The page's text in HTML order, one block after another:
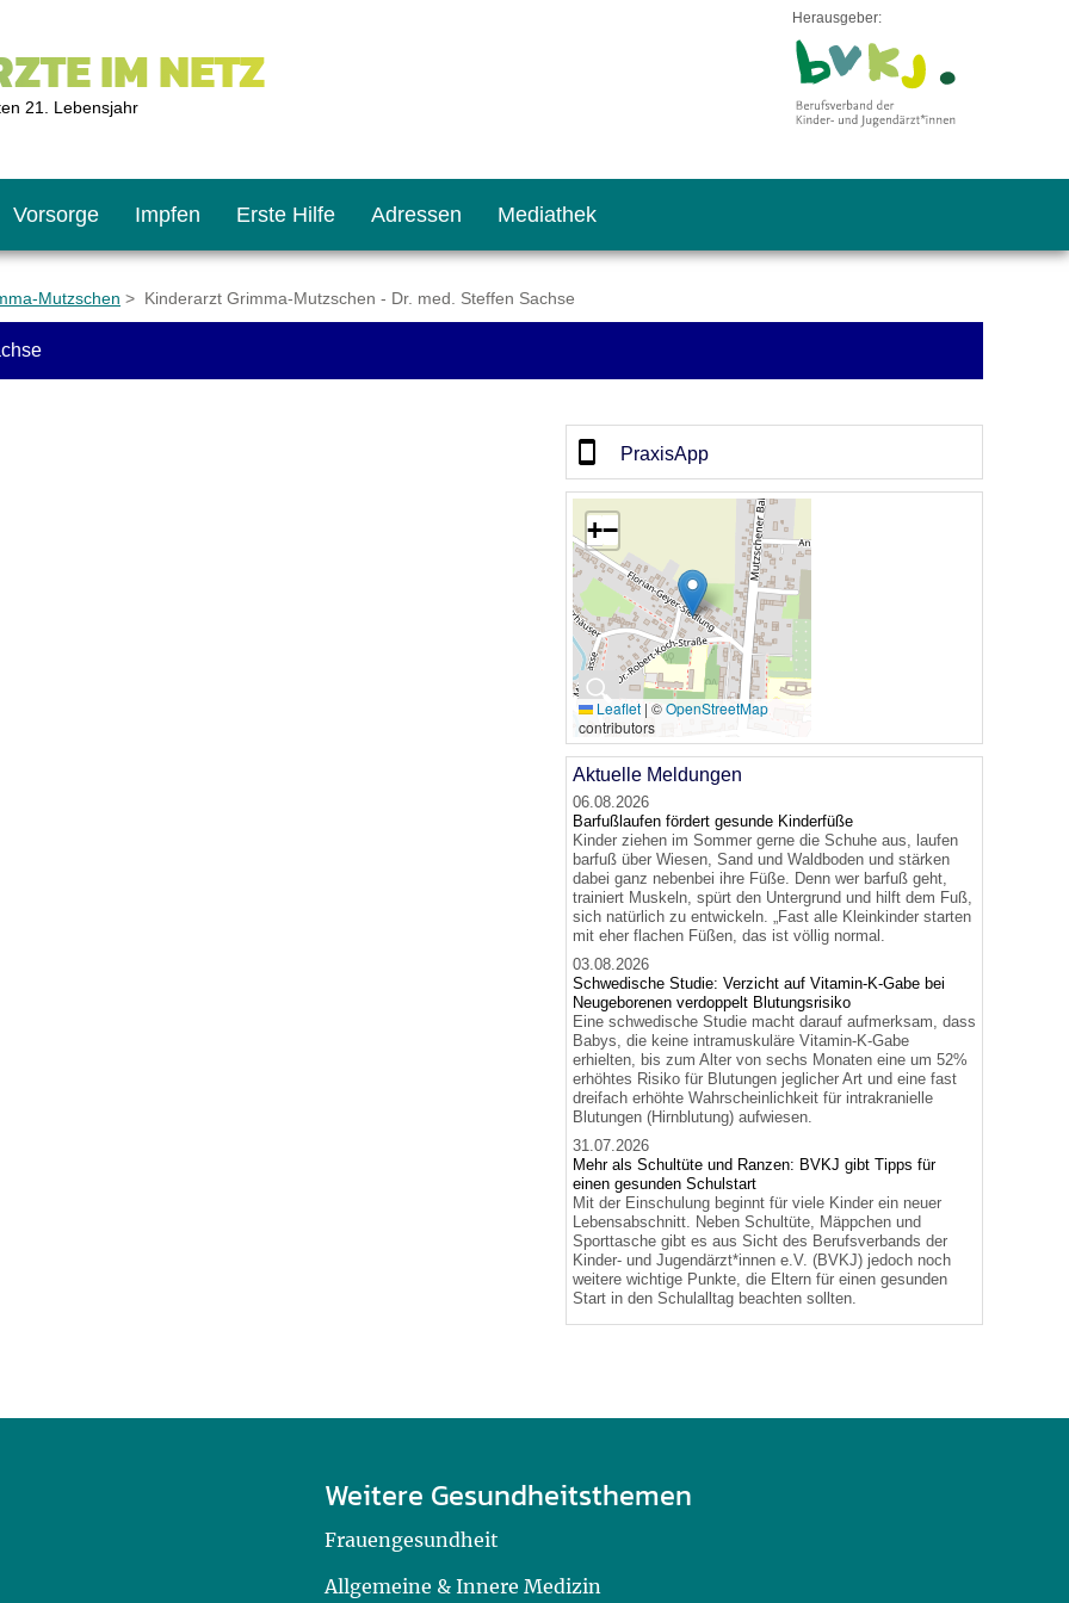
IM NETZ
21. Lebensjahr
Herausgeber:
Vorsorge Impfen Erste Hilfe Adressen Mediathek
Mutzschen > Kinderarzt Grimma-Mutzschen - Dr. med. Steffen Sachse
PraxisApp
🔍
+−
Leaflet | ©OpenStreetMap
contributors
Aktuelle Meldungen
06.08.2026
Barfußlaufen fördert gesunde Kinderfüße
Kinder ziehen im Sommer gerne die Schuhe aus, laufen
barfuß über Wiesen, Sand und Waldboden und stärken
dabei ganz nebenbei ihre Füße. Denn wer barfuß geht,
trainiert Muskeln, spürt den Untergrund und hilft dem Fuß,
sich natürlich zu entwickeln. „Fast alle Kleinkinder starten
mit eher flachen Füßen, das ist völlig normal.
03.08.2026
Schwedische Studie: Verzicht auf Vitamin-K-Gabe bei
Neugeborenen verdoppelt Blutungsrisiko
Eine schwedische Studie macht darauf aufmerksam, dass
Babys, die keine intramuskuläre Vitamin-K-Gabe
erhielten, bis zum Alter von sechs Monaten eine um 52%
erhöhtes Risiko für Blutungen jeglicher Art und eine fast
dreifach erhöhte Wahrscheinlichkeit für intrakranielle
Blutungen (Hirnblutung) aufwiesen.
31.07.2026
Mehr als Schultüte und Ranzen: BVKJ gibt Tipps für
einen gesunden Schulstart
Mit der Einschulung beginnt für viele Kinder ein neuer
Lebensabschnitt. Neben Schultüte, Mäppchen und
Sporttasche gibt es aus Sicht des Berufsverbands der
Kinder- und Jugendärzt*innen e.V. (BVKJ) jedoch noch
weitere wichtige Punkte, die Eltern für einen gesunden
Start in den Schulalltag beachten sollten.
Weitere Gesundheitsthemen
Frauengesundheit
Allgemeine & Innere Medizin